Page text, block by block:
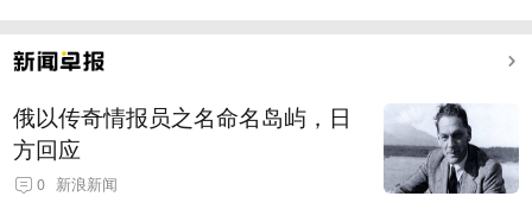
俄以传奇情报员之名命名岛屿，日
方回应
0 新浪新闻